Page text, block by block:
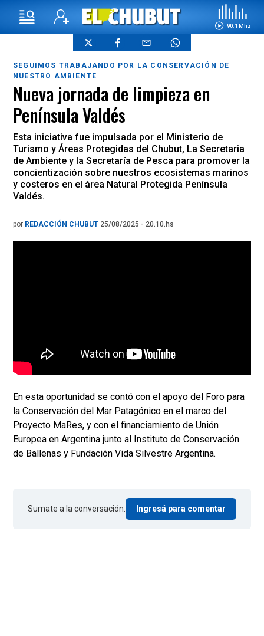
90.1 Mhz
SEGUIMOS TRABAJANDO POR LA CONSERVACIÓN DE
NUESTRO AMBIENTE
Nueva jornada de limpieza en
Península Valdés
Esta iniciativa fue impulsada por el Ministerio de
Turismo y Áreas Protegidas del Chubut, La Secretaria
de Ambiente y la Secretaría de Pesca para promover la
concientización sobre nuestros ecosistemas marinos
y costeros en el área Natural Protegida Península
Valdés.
por REDACCIÓN CHUBUT 25/08/2025 - 20.10.hs
En esta oportunidad se contó con el apoyo del Foro para
la Conservación del Mar Patagónico en el marco del
Proyecto MaRes, y con el financiamiento de Unión
Europea en Argentina junto al Instituto de Conservación
de Ballenas y Fundación Vida Silvestre Argentina.
Sumate a la conversación. Ingresá para comentar